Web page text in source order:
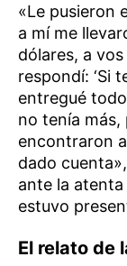
«Le pusieron
a mí me
dólares, a
respondí: ‘Si
entregué
no tenía
encontraron
dado
ante la atenta
estuvo
El relato de